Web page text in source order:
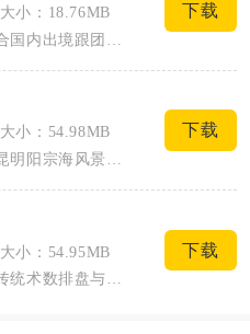
大小：18.76MB
下载
大小：54.98MB
下载
大小：54.95MB
下载